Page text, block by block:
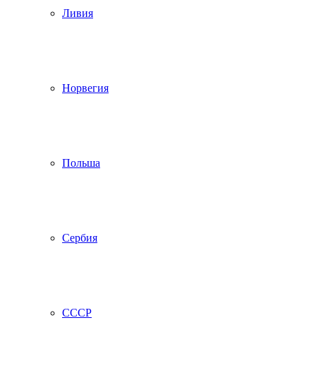
Ливия
Норвегия
Польша
Сербия
СССР